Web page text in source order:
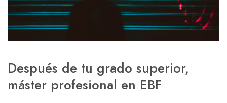
Después de tu grado superior,
máster profesional en EBF